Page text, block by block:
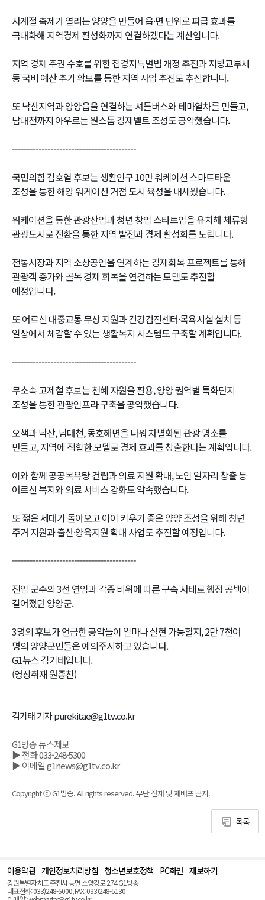
사계절 축제가 열리는 양양을 만들어 읍·면 단위로 파급 효과를
극대화해 지역경제 활성화까지 연결하겠다는 계산입니다.
지역 경제 주권 수호를 위한 접경지특별법 개정 추진과 지방교부세
등 국비 예산 추가 확보를 통한 지역 사업 추진도 추진합니다.
또 낙산지역과 양양읍을 연결하는 셔틀버스와 테마열차를 만들고,
남대천까지 아우르는 원스톱 경제벨트 조성도 공약했습니다.
------------------------------------------
국민의힘 김호열 후보는 생활인구 10만 워케이션 스마트타운
조성을 통한 해양 워케이션 거점 도시 육성을 내세웠습니다.
워케이션을 통한 관광산업과 청년 창업 스타트업을 유치해 체류형
관광도시로 전환을 통한 지역 발전과 경제 활성화를 노립니다.
전통시장과 지역 소상공인을 연계하는 경제회복 프로젝트를 통해
관광객 증가와 골목 경제 회복을 연결하는 모델도 추진할
예정입니다.
또 어르신 대중교통 무상 지원과 건강검진센터·목욕시설 설치 등
일상에서 체감할 수 있는 생활복지 시스템도 구축할 계획입니다.
------------------------------------------
무소속 고제철 후보는 천혜 자원을 활용, 양양 권역별 특화단지
조성을 통한 관광인프라 구축을 공약했습니다.
오색과 낙산, 남대천, 동호해변을 나워 차별화된 관광 명소를
만들고, 지역에 적합한 모델로 경제 효과를 창출한다는 계획입니다.
이와 함께 공공목욕탕 건립과 의료 지원 확대, 노인 일자리 창출 등
어르신 복지와 의료 서비스 강화도 약속했습니다.
또 젊은 세대가 돌아오고 아이 키우기 좋은 양양 조성을 위해 청년
주거 지원과 출산·양육지원 확대 사업도 추진할 예정입니다.
------------------------------------------
전임 군수의 3선 연임과 각종 비위에 따른 구속 사태로 행정 공백이
길어졌던 양양군.
3명의 후보가 언급한 공약들이 얼마나 실현 가능할지, 2만 7천여
명의 양양군민들은 예의주시하고 있습니다.
G1뉴스 김기태입니다.
(영상취재 원종찬)
김기태 기자 purekitae@g1tv.co.kr
G1방송 뉴스제보
▶ 전화 033-248-5300
▶ 이메일 g1news@g1tv.co.kr
Copyright ⓒ G1방송. All rights reserved. 무단 전재 및 재배포 금지.
목록
이용약관 개인정보처리방침 청소년보호정책 PC화면 제보하기
강원특별자치도 춘천시 동면 소양강로 274 G1방송
대표전화: 033)248-5000, FAX: 033)248-5130